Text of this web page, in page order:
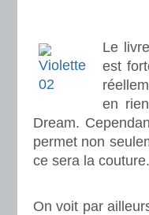
Le
est
en
Dream.
permet non
ce sera la couture.
On voit par